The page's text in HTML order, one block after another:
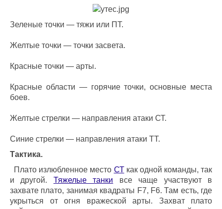
Зеленые точки — тяжи или ПТ.
Желтые точки — точки засвета.
Красные точки — арты.
Красные области — горячие точки, основные места
боев.
Желтые стрелки — направления атаки СТ.
Синие стрелки — направления атаки ТТ.
Тактика.
Плато излюбленное место СТ как одной команды, так
и другой. Тяжелые танки все чаще участвуют в
захвате плато, занимая квадраты F7, F6. Там есть, где
укрыться от огня вражеской арты. Захват плато